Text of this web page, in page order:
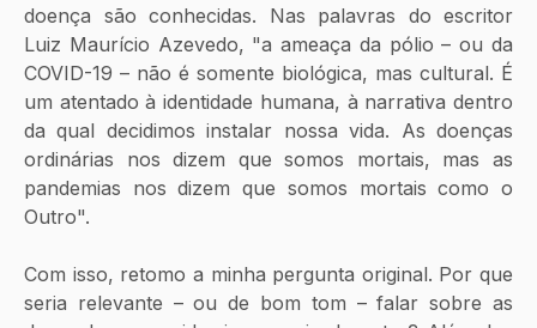
doença são conhecidas. Nas palavras do escritor
Luiz Maurício Azevedo, "a ameaça da pólio – ou da
COVID-19 – não é somente biológica, mas cultural. É
um atentado à identidade humana, à narrativa dentro
da qual decidimos instalar nossa vida. As doenças
ordinárias nos dizem que somos mortais, mas as
pandemias nos dizem que somos mortais como o
Outro".
Com isso, retomo a minha pergunta original. Por que
seria relevante – ou de bom tom – falar sobre as